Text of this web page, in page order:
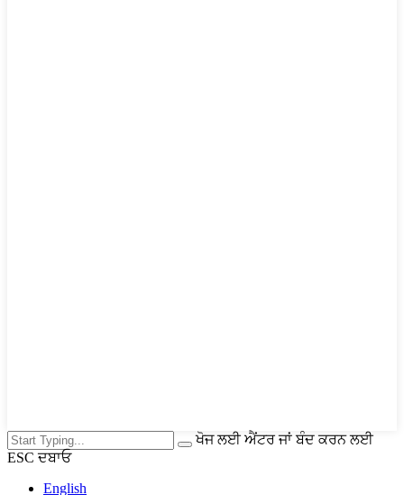
ਖੋਜ ਲਈ ਐਂਟਰ ਜਾਂ ਬੰਦ ਕਰਨ ਲਈ
ESC ਦਬਾਓ
English